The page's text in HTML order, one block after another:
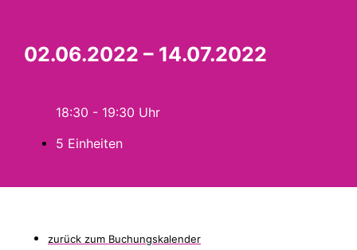
02.06.2022 – 14.07.2022
18:30 - 19:30
5 Einheiten
zurück zum Buchungskalender